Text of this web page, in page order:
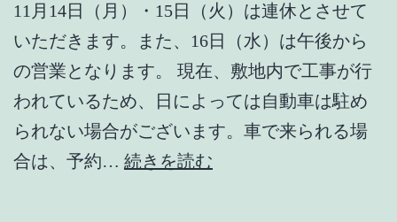
き
ま
し
て
11月14日（月）・15日（火）は連休とさせて
いただきます。また、16日（水）は午後から
の営業となります。 現在、敷地内で工事が行
われているため、日によっては自動車は駐め
られない場合がございます。車で来られる場
合は、予約… 続きを読む